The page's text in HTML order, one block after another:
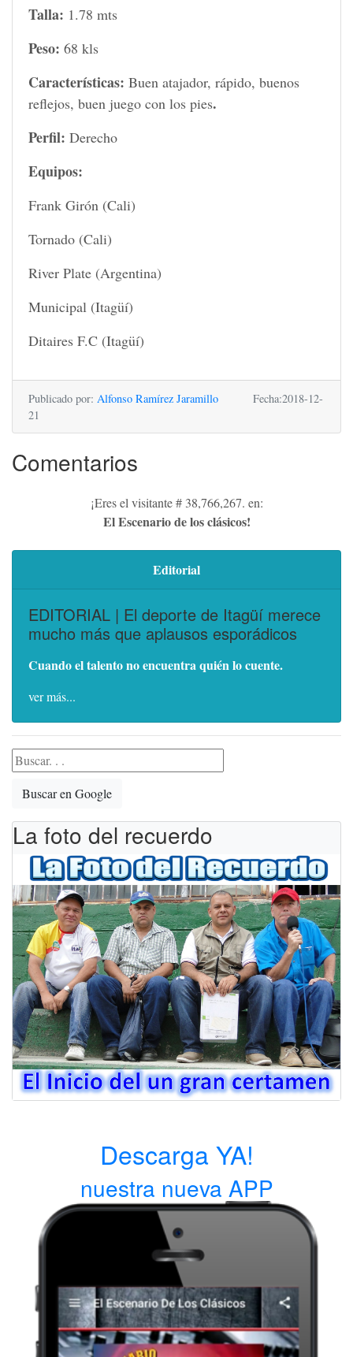
Talla: 1.78 mts
Peso: 68 kls
Características: Buen atajador, rápido, buenos
reflejos, buen juego con los pies.
Perfil: Derecho
Equipos:
Frank Girón (Cali)
Tornado (Cali)
River Plate (Argentina)
Municipal (Itagüí)
Ditaires F.C (Itagüí)
Publicado por: Alfonso Ramírez Jaramillo Fecha:2018-12-
21
Comentarios
¡Eres el visitante # 38,766,267. en:
El Escenario de los clásicos!
Editorial
EDITORIAL | El deporte de Itagüí merece
mucho más que aplausos esporádicos
Cuando el talento no encuentra quién lo cuente.
ver más...
Buscar en Google
La foto del recuerdo
Descarga YA!
nuestra nueva APP